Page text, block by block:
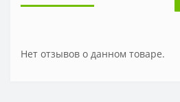
Нет отзывов о данном товаре.